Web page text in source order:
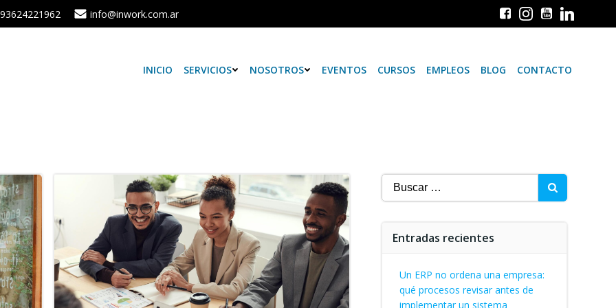
info@inwork.com.ar
INICIO SERVICIOS NOSOTROS EVENTOS CURSOS EMPLEOS BLOG CONTACTO
Buscar:
Entradas recientes
Un ERP no ordena una empresa:
qué procesos revisar antes de
implementar un sistema